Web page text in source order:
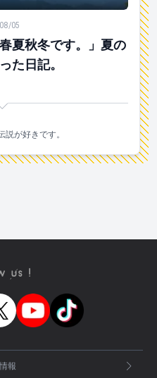
秋冬です。」夏の高尾山に登
05
夏秋冬です。」夏の
た日記。
が好きです。
報